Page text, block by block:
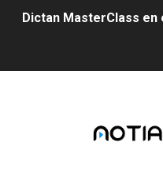
Dictan MasterClass en
Gobernador Arnaldo